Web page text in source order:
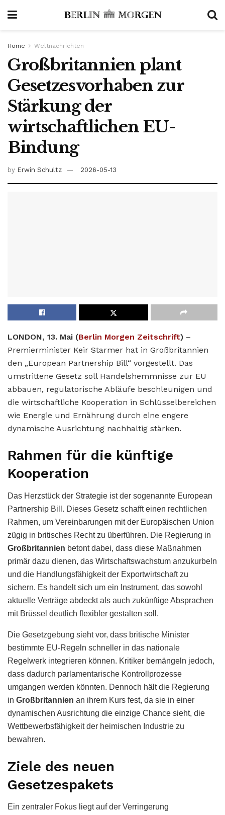
Home Weltnachrichten
Großbritannien plant
Gesetzesvorhaben zur
Stärkung der
wirtschaftlichen EU-
Bindung
by Erwin Schultz 2026-05-13
LONDON, 13. Mai (Berlin Morgen Zeitschrift) –
Premierminister Keir Starmer hat in Großbritannien
den „European Partnership Bill“ vorgestellt. Das
umstrittene Gesetz soll Handelshemmnisse zur EU
abbauen, regulatorische Abläufe beschleunigen und
die wirtschaftliche Kooperation in Schlüsselbereichen
wie Energie und Ernährung durch eine engere
dynamische Ausrichtung nachhaltig stärken.
Rahmen für die künftige
Kooperation
Das Herzstück der Strategie ist der sogenannte European
Partnership Bill. Dieses Gesetz schafft einen rechtlichen
Rahmen, um Vereinbarungen mit der Europäischen Union
zügig in britisches Recht zu überführen. Die Regierung in
Großbritannien betont dabei, dass diese Maßnahmen
primär dazu dienen, das Wirtschaftswachstum anzukurbeln
und die Handlungsfähigkeit der Exportwirtschaft zu
sichern. Es handelt sich um ein Instrument, das sowohl
aktuelle Verträge abdeckt als auch zukünftige Absprachen
mit Brüssel deutlich flexibler gestalten soll.
Die Gesetzgebung sieht vor, dass britische Minister
bestimmte EU-Regeln schneller in das nationale
Regelwerk integrieren können. Kritiker bemängeln jedoch,
dass dadurch parlamentarische Kontrollprozesse
umgangen werden könnten. Dennoch hält die Regierung
in Großbritannien an ihrem Kurs fest, da sie in einer
dynamischen Ausrichtung die einzige Chance sieht, die
Wettbewerbsfähigkeit der heimischen Industrie zu
bewahren.
Ziele des neuen
Gesetzespakets
Ein zentraler Fokus liegt auf der Verringerung